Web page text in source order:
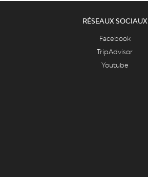
RÉSEAUX SOCIAUX
Facebook
TripAdvisor
Youtube